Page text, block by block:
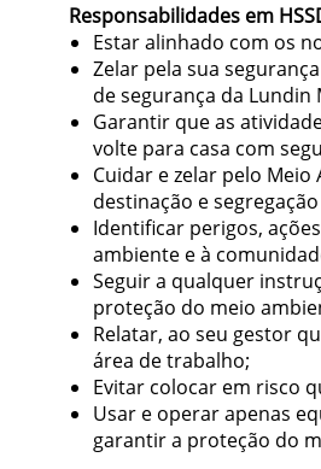
Responsabilidades em
Estar alinhado com os
Zelar pela sua
de segurança da Lundin
Garantir que as
volte para casa com
Cuidar e zelar pelo
destinação e
Identificar perigos,
ambiente e à
Seguir a qualquer
proteção do meio
Relatar, ao seu gestor
área de trabalho;
Evitar colocar em risco
Usar e operar apenas
garantir a proteção do